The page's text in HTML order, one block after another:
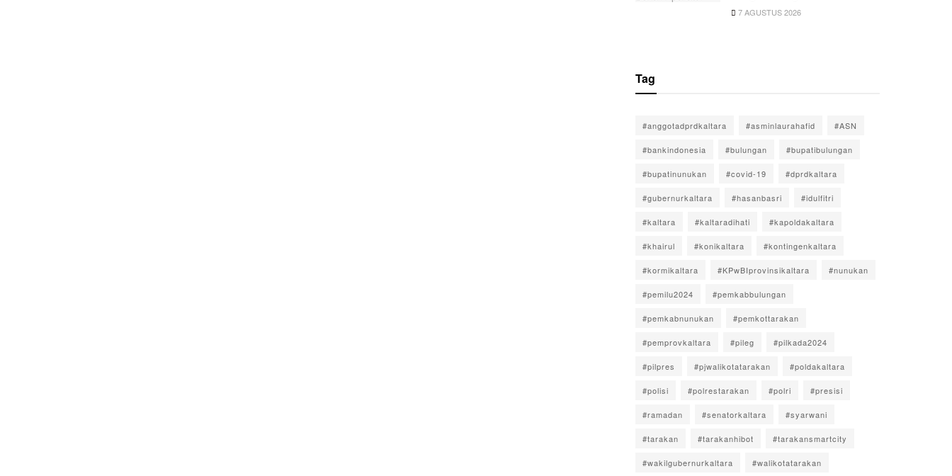
7 AGUSTUS 2026
Tag
#anggotadprdkaltara #asminlaurahafid #ASN
#bankindonesia #bulungan #bupatibulungan
#bupatinunukan #covid-19 #dprdkaltara
#gubernurkaltara #hasanbasri #idulfitri
#kaltara #kaltaradihati #kapoldakaltara
#khairul #konikaltara #kontingenkaltara
#kormikaltara #KPwBIprovinsikaltara #nunukan
#pemilu2024 #pemkabbulungan
#pemkabnunukan #pemkottarakan
#pemprovkaltara #pileg #pilkada2024
#pilpres #pjwalikotatarakan #poldakaltara
#polisi #polrestarakan #polri #presisi
#ramadan #senatorkaltara #syarwani
#tarakan #tarakanhibot #tarakansmartcity
#wakilgubernurkaltara #walikotatarakan